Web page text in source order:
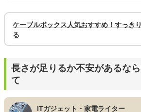
ケーブルボックス人気おすすめ！すっき
る
長さが足りるか不安があるな
て
ITガジェット・家電ライター